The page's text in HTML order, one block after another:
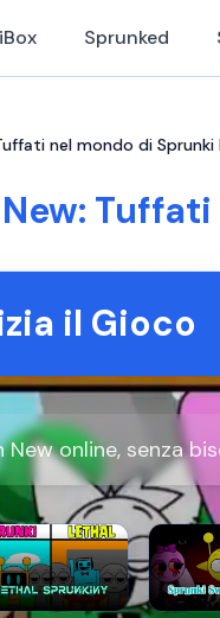
Sprunked
nel mondo di Sprunki
il Gioco
New online, senza